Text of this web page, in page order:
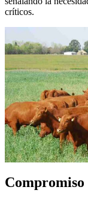
críticos.